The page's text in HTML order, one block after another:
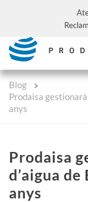
Blog
Prodaisa
anys
Prodaisa
d’aigua
anys